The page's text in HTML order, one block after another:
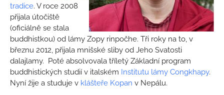
tradice. V roce 2008
přijala útočiště
(oficiálně se stala
buddhistkou) od lámy Zopy rinpočhe. Tři roky na to, v
březnu 2012, přijala mnišské sliby od Jeho Svatosti
dalajlamy. Poté absolvovala tříletý Základní program
buddhistických studií v italském Institutu lámy Congkhapy.
Nyní žije a studuje v klášteře Kopan v Nepálu.